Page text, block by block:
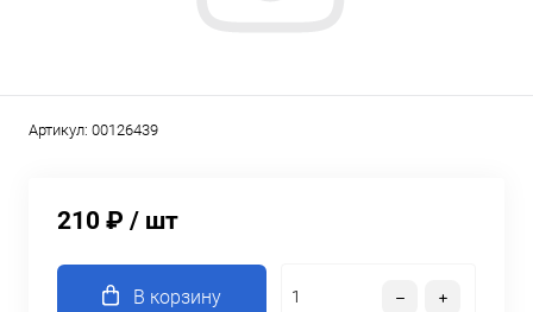
Артикул: 00126439
210 ₽ / шт
В корзину